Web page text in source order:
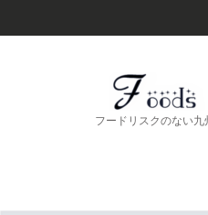
フードリスクのない九